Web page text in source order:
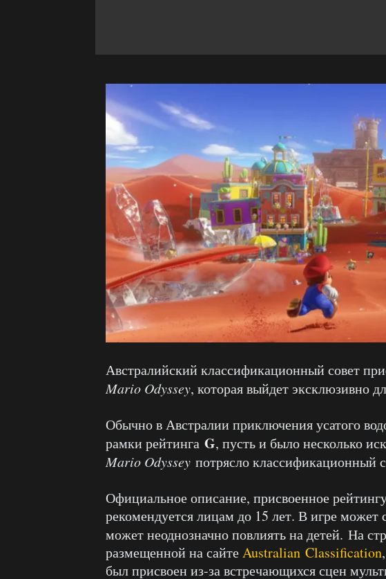
Австралийский классификационный совет
Mario Odyssey, которая выйдет эксклюзивно
Обычно в Австралии приключения усатого
рамки рейтинга G, пусть и было несколько
Mario Odyssey потрясло классификационный
Официальное описание, присвоенное
рекомендуется лицам до 15 лет. В игре может
может неоднозначно повлиять на детей. На
размещенной на сайтеAustralian Classification
был присвоен из-за встречающихся сцен